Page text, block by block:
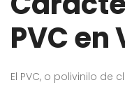
PVC
El PVC, o polivinilo de